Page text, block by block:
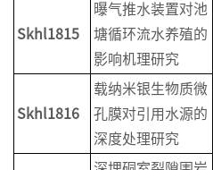
Skhl1815
曝气推水装置对池
塘循环流水养殖的
影响机理研究
Skhl1816
载纳米银生物质微
孔膜对引用水源的
深度处理研究